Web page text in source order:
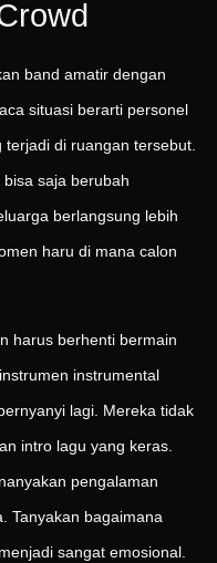
band amatir dengan
situasi berarti personel
di ruangan tersebut.
bisa saja berubah
berlangsung lebih
haru di mana calon
harus berhenti bermain
instrumental
lagi. Mereka tidak
intro lagu yang keras.
pengalaman
Tanyakan bagaimana
sangat emosional.